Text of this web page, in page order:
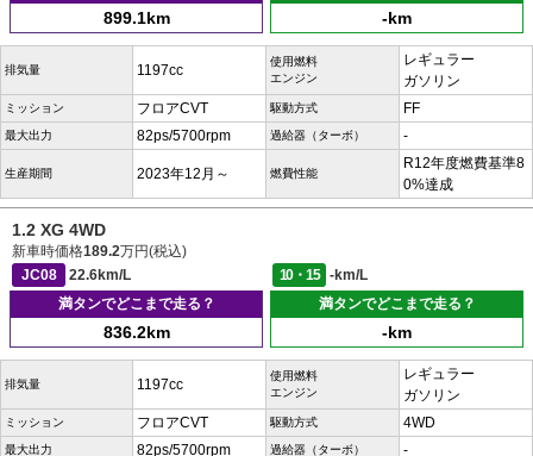
899.1km -km
排気量 1197cc
使用燃料
エンジン
レギュラー
ガソリン
ミッション フロアCVT 駆動方式 FF
最大出力 82ps/5700rpm 過給器（ターボ） -
生産期間 2023年12月～ 燃費性能
R12年度燃費基準8
0%達成
1.2 XG 4WD
新車時価格189.2万円(税込)
JC08
22.6km/L 10・15
-km/L
満タンでどこまで走る？
836.2km
満タンでどこまで走る？
-km
排気量 1197cc
使用燃料
エンジン
レギュラー
ガソリン
ミッション フロアCVT 駆動方式 4WD
最大出力 82ps/5700rpm 過給器（ターボ） -